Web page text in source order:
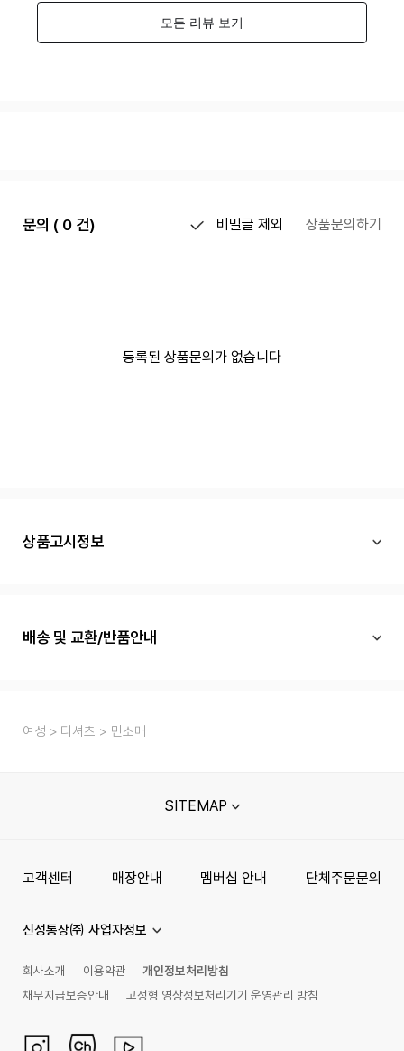
문의 ( 0 건) 비밀글 제외 상품문의하기
등록된 상품문의가 없습니다
상품고시정보
배송 및 교환/반품안내
여성 티셔츠 민소매
SITEMAP
고객센터 매장안내 멤버십 안내 단체주문문의
신성통상㈜ 사업자정보
회사소개 이용약관
개인정보처리방침
채무지급보증안내
고정형 영상정보처리기기 운영관리 방침